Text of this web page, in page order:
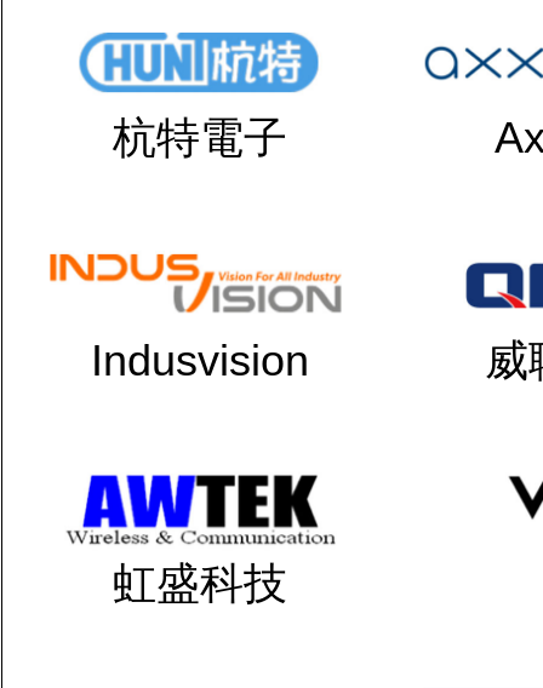
杭特電子
Indusvision 威
虹盛科技